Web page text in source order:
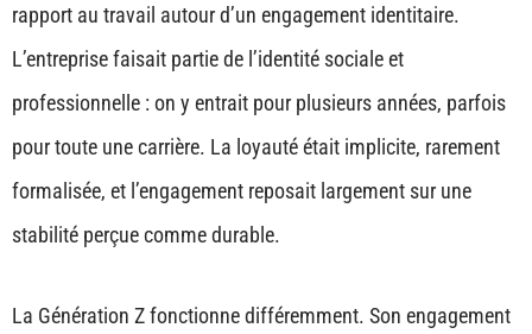
rapport au travail autour d’un engagement identitaire.
L’entreprise faisait partie de l’identité sociale et
professionnelle : on y entrait pour plusieurs années, parfois
pour toute une carrière. La loyauté était implicite, rarement
formalisée, et l’engagement reposait largement sur une
stabilité perçue comme durable.
La Génération Z fonctionne différemment. Son engagement